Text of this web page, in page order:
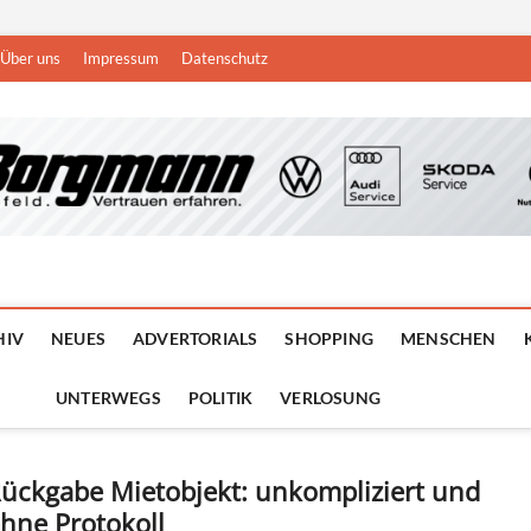
Über uns Impressum Datenschutz
NIEDERRHEIN
NEUES ADVERTORIALS SHOPPING MENSCHEN
UNTERWEGS POLITIK VERLOSUNG
Mietobjekt: unkompliziert und
Protokoll